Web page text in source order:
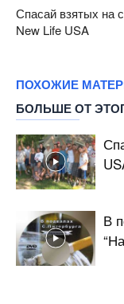
Спасай взятых на
New Life USA
ПОХОЖИЕ
БОЛЬШЕ ОТ
В